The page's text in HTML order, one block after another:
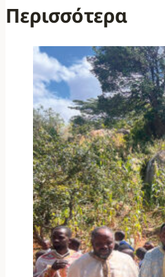
Περισσότερα